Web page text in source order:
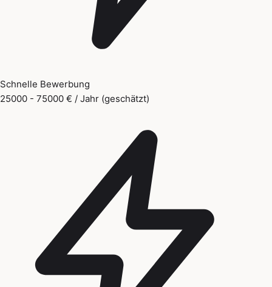
Schnelle Bewerbung
25000 - 75000 € / Jahr (geschätzt)